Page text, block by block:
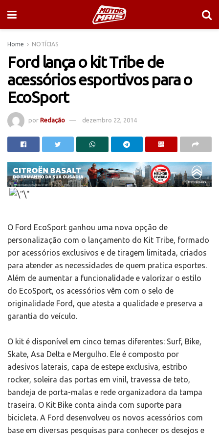
Home NOTÍCIAS
Ford lança o kit Tribe de
acessórios esportivos para o
EcoSport
por Redação dezembro 22, 2014
O Ford EcoSport ganhou uma nova opção de
personalização com o lançamento do Kit Tribe, formado
por acessórios exclusivos e de tiragem limitada, criados
para atender as necessidades de quem pratica esportes.
Além de aumentar a funcionalidade e valorizar o estilo
do EcoSport, os acessórios vêm com o selo de
originalidade Ford, que atesta a qualidade e preserva a
garantia do veículo.
O kit é disponível em cinco temas diferentes: Surf, Bike,
Skate, Asa Delta e Mergulho. Ele é composto por
adesivos laterais, capa de estepe exclusiva, estribo
rocker, soleira das portas em vinil, travessa de teto,
bandeja de porta-malas e rede organizadora da tampa
traseira. O Kit Bike conta ainda com suporte para
bicicleta. A Ford desenvolveu os novos acessórios com
base em diversas pesquisas para conhecer os desejos e